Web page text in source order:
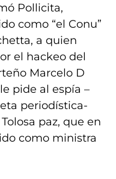
Pollicita,
como “el Conu”
a quien
el hackeo del
Marcelo D
pide al espía –
periodística-
paz, que en
como ministra